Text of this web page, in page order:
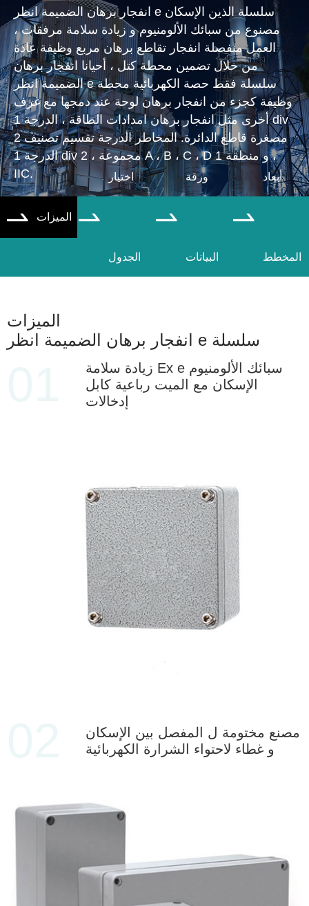
انفجار برهان الضميمة انظر e سلسلة الذين الإسكان
مصنوع من سبائك الألومنيوم و زيادة سلامة مرفقات ،
العمل منفصلة انفجار تقاطع برهان مربع وظيفة عادة
من خلال تضمين محطة كتل ، أحيانا انفجار برهان
الضميمة انظر e سلسلة فقط حصة الكهربائية محطة
وظيفة كجزء من انفجار برهان لوحة عند دمجها مع غرف
أخرى مثل انفجار برهان امدادات الطاقة ، الدرجة 1 div
2 مصغرة قاطع الدائرة. المخاطر الدرجة تقسيم تصنيف
الدرجة 1 div 2 ، مجموعة A ، B ، C ، D و منطقة 1 ،
IIC.
 الميزات 
اختيار
الجدول

ورقة
البيانات

أبعاد
المخطط
الميزات
انفجار برهان الضميمة انظر e سلسلة
زيادة سلامة Ex e سبائك الألومنيوم
الإسكان مع الميت رباعية كابل
إدخالات
مصنع مختومة ل المفصل بين الإسكان
و غطاء لاحتواء الشرارة الكهربائية